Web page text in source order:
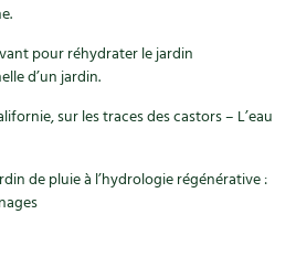
pour réhydrater le jardin
d’un jardin.
sur les traces des castors – L’eau
de pluie à l’hydrologie régénérative :